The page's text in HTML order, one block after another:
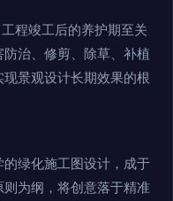
工程竣工后的养护期至关
治、修剪、除草、补植
景观设计长期效果的根
绿化施工图设计，成于
为纲，将创意落于精准